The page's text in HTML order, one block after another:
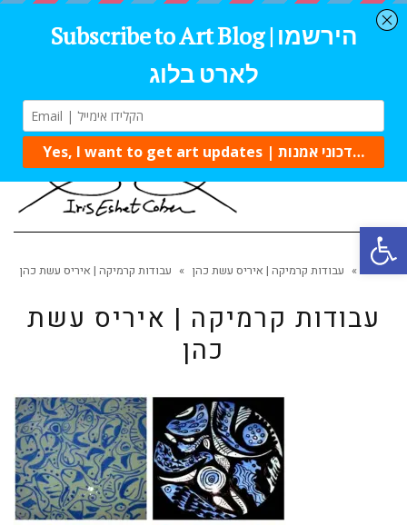
ראשי » עבודות קרמיקה | איריס עשת כהן » עבודות קרמיקה | איריס עשת כהן
עבודות קרמיקה | איריס עשת
כהן